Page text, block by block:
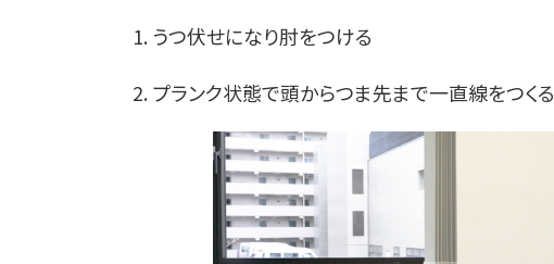
1. うつ伏せになり肘をつける
2. プランク状態で頭からつま先まで一直線をつくる